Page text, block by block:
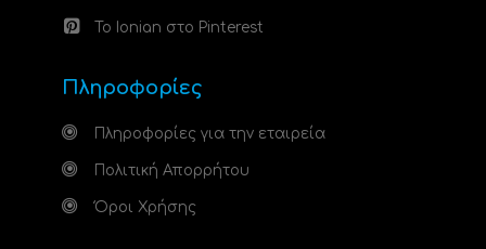
Το Ionian στο Pinterest
Πληροφορίες
Πληροφορίες για την εταιρεία
Πολιτική Απορρήτου
Όροι Χρήσης